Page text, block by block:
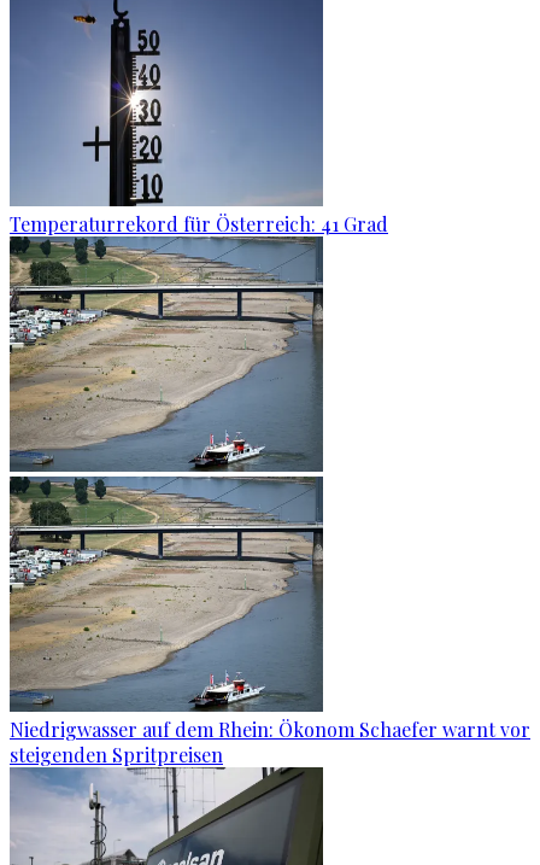
Temperaturrekord für Österreich: 41 Grad
Niedrigwasser auf dem Rhein: Ökonom Schaefer warnt vor
steigenden Spritpreisen